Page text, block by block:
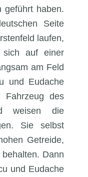
geführt haben.
Seite
laufen,
sich auf einer
am Feld
und Eudache
des
weisen die
Sie selbst
Getreide,
Dann
und Eudache